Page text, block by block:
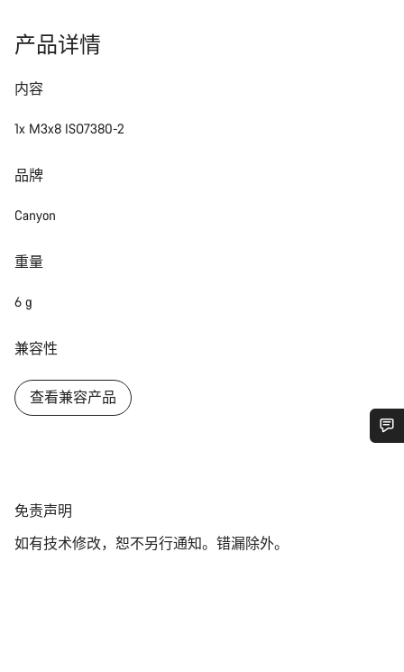
产品详情
内容
1x M3x8 ISO7380-2
品牌
Canyon
重量
6 g
兼容性
查看兼容产品
免
声
免责声明
如有技术修改，恕不另行通知。错漏除外。
我们的客户支持专家正在等待为您答疑解惑。